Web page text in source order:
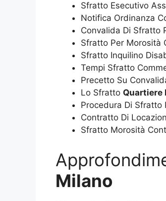
Sfratto Esecutivo
Notifica Ordinanza
Convalida Di Sfratto
Sfratto Per Morosità
Sfratto Inquilino
Tempi Sfratto
Precetto Su
Lo Sfratto Quartiere
Procedura Di Sfratto
Contratto Di
Sfratto Morosità
Milano